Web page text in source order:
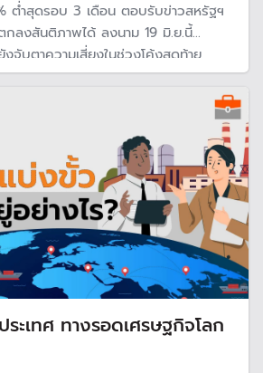
ต่ำสุดรอบ 3 เดือน ตอบรับข่าวสหรัฐฯ
กลงสันติภาพได้ ลงนาม 19 มิ.ย.นี้
จับตาความเสี่ยงในช่วงโค้งสุดท้าย
นอิหร่านและความไม่แน่นอนของ
กกลางที่อาจทำให้ข้อตกลงสะดุดได้ทุก
ะเทศ ทางรอดเศรษฐกิจโลก